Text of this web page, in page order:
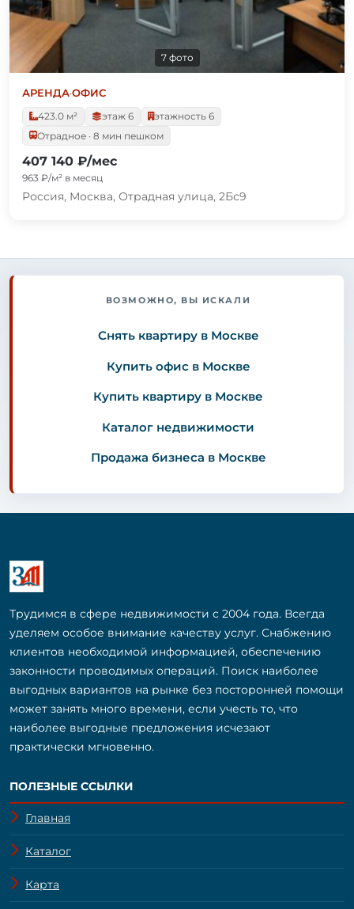
7 фото
АРЕНДА·ОФИС
423.0 м²
этаж 6
этажность 6
Отрадное · 8 мин пешком
407 140 ₽/мес
963 ₽/м² в месяц
Россия, Москва, Отрадная улица, 2Бс9
ВОЗМОЖНО, ВЫ ИСКАЛИ
Снять квартиру в Москве
Купить офис в Москве
Купить квартиру в Москве
Каталог недвижимости
Продажа бизнеса в Москве
Трудимся в сфере недвижимости с 2004 года. Всегда
уделяем особое внимание качеству услуг. Снабжению
клиентов необходимой информацией, обеспечению
законности проводимых операций. Поиск наиболее
выгодных вариантов на рынке без посторонней помощи
может занять много времени, если учесть то, что
наиболее выгодные предложения исчезают
практически мгновенно.
ПОЛЕЗНЫЕ ССЫЛКИ
Главная
Каталог
Карта